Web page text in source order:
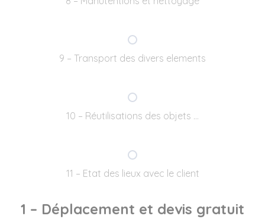
9 – Transport des divers elements
10 – Réutilisations des objets …
11 – Etat des lieux avec le client
1 – Déplacement et devis gratuit